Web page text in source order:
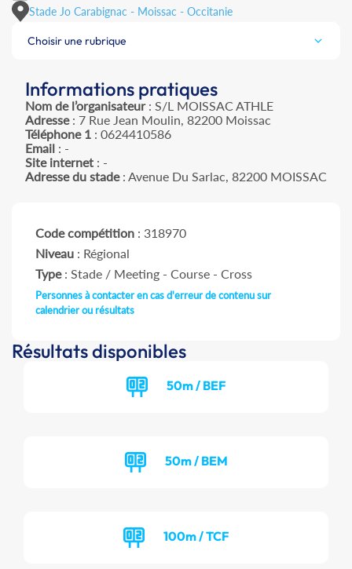
Stade Jo Carabignac - Moissac - Occitanie
Choisir une rubrique
Informations pratiques
Nom de l’organisateur: S/L MOISSAC ATHLE
Adresse: 7 Rue Jean Moulin, 82200 Moissac
Téléphone 1 : 0624410586
Email : -
Site internet : -
Adresse du stade: Avenue Du Sarlac, 82200 MOISSAC
Code compétition : 318970
Niveau : Régional
Type: Stade / Meeting - Course - Cross
Personnes à contacter en cas d'erreur de contenu sur
calendrier ou résultats
Résultats disponibles
50m / BEF
50m / BEM
100m / TCF